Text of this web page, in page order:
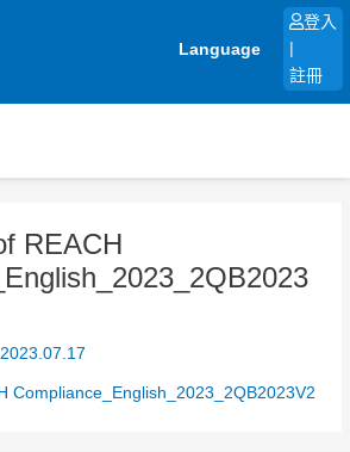
Language
登入
註冊
REACH
2023.07.17
Compliance_English_2023_2QB2023V2